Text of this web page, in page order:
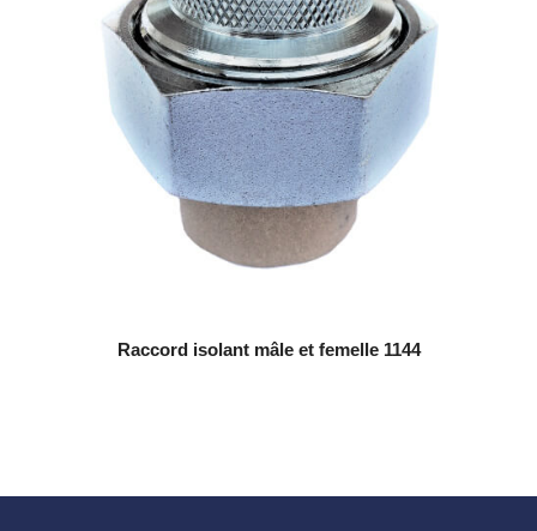
Raccord isolant mâle et femelle 1144